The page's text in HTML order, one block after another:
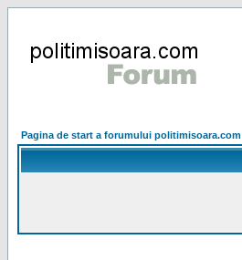
Pagina de start a forumului politimisoara.com